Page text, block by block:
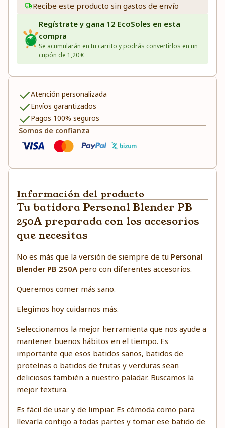
Recibe este producto sin gastos de envío
Regístrate y gana 12 EcoSoles en esta
compra
Se acumularán en tu carrito y podrás convertirlos en un
cupón de 1,20 €
Atención personalizada
Envíos garantizados
Pagos 100% seguros
Somos de confianza
Información del producto
Tu batidora Personal Blender PB
250A preparada con los accesorios
que necesitas
No es más que la versión de siempre de tu Personal
Blender PB 250A pero con diferentes accesorios.
Queremos comer más sano.
Elegimos hoy cuidarnos más.
Seleccionamos la mejor herramienta que nos ayude a
mantener buenos hábitos en el tiempo. Es
importante que esos batidos sanos, batidos de
proteínas o batidos de frutas y verduras sean
deliciosos también a nuestro paladar. Buscamos la
mejor textura.
Es fácil de usar y de limpiar. Es cómoda como para
llevarla contigo a todas partes y tomar ese batido de